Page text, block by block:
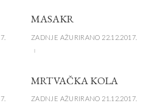
MASAKR
ZADNJE AŽURIRANO 22.12.2017.
MRTVAČKA KOLA
ZADNJE AŽURIRANO 21.12.2017.